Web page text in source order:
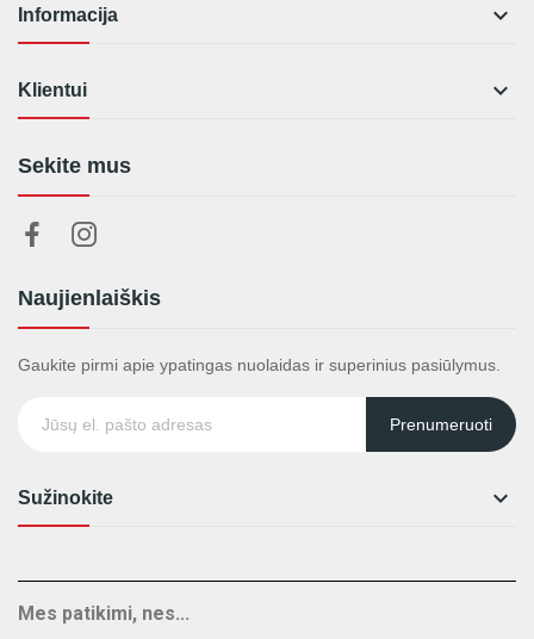
Informacija 
Klientui 
Sekite mus
Naujienlaiškis
Gaukite pirmi apie ypatingas nuolaidas ir superinius pasiūlymus.
Prenumeruoti
Sužinokite 
Mes patikimi, nes...